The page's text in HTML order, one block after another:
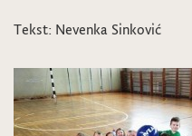
Tekst: Nevenka Sinković